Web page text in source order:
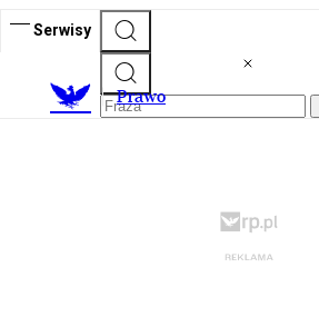
Serwisy
Prawo